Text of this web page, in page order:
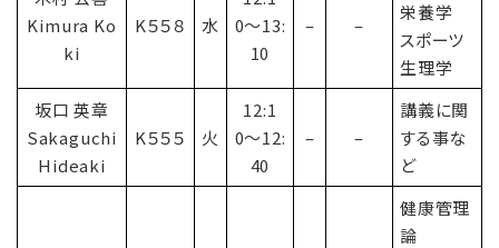
Kimura Ko
ki
K５５８ 水
0〜13:
10
– –
栄養学
スポーツ
生理学
坂口 英章
Sakaguchi
Hideaki
K５５５ 火
12:1
0〜12:
40
– –
講義に関
する事な
ど
健康管理
論